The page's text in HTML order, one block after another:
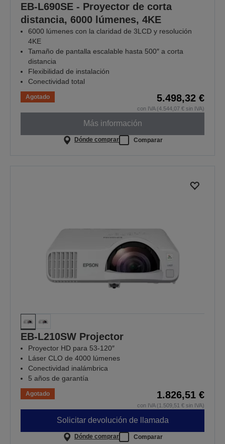
EB-L690SE - Proyector de corta
distancia, 6000 lúmenes, 4KE
6000 lúmenes con la claridad de 3LCD y resolución
4KE
Tamaño de pantalla escalable hasta 500″ a corta
distancia
Flexibilidad de instalación
Conectividad total
Agotado 5.498,32 €
con IVA (4.544,07 € sin IVA)
Más información
Dónde comprar Comparar
EB-L210SW Projector
Proyector HD para 53-120″
Láser CLO de 4000 lúmenes
Conectividad inalámbrica
5 años de garantía
Agotado 1.826,51 €
con IVA (1.509,51 € sin IVA)
Solicitar devolución de llamada
Dónde comprar Comparar